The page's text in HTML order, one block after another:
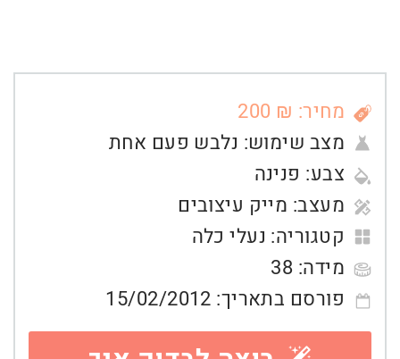
מחיר: ₪ 200
מצב שימוש: נלבש פעם אחת
צבע: פנינה
מעצב: מייק עיצובים
קטגוריה: נעלי כלה
מידה: 38
פורסם בתאריך: 15/02/2012